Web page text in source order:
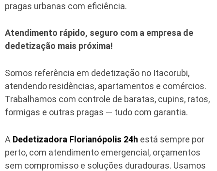
pragas urbanas com eficiência.
Atendimento rápido, seguro com a empresa de
dedetização mais próxima!
Somos referência em dedetização no Itacorubi,
atendendo residências, apartamentos e comércios.
Trabalhamos com controle de baratas, cupins, ratos,
formigas e outras pragas — tudo com garantia.
A Dedetizadora Florianópolis 24h está sempre por
perto, com atendimento emergencial, orçamentos
sem compromisso e soluções duradouras. Usamos